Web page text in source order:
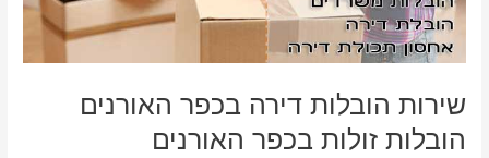
שירות הובלות דירה בכפר האורנים
הובלות זולות בכפר האורנים